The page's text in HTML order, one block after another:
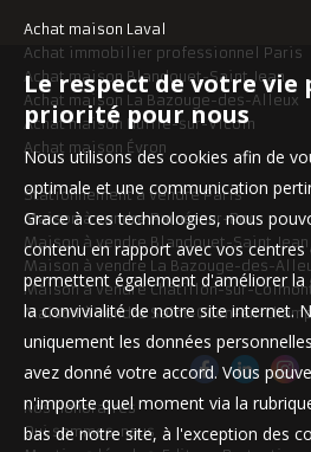
Achat maison Laval
Achat immobilier professionnel Paris
Achat maison Blandouet-Saint Jean
Achat maison La Bazouge-des-Alleux
Achat maison Nuillé-sur-Vicoin
Achat maison Évron
Stationnement à vendre Paris
Maison à vendre Parné-sur-Roc
Maison à vendre Blandouet-Saint Jean
Maison à vendre La Bazouge-des-
Maison à vendre Châtillon-sur-
Maison à vendre Saint-Ouen-en-
Nos Honoraires
Qui sommes-nous
Le respect de votre vie
priorité pour nous
Nous utilisons des cookies afin de
optimale et une communication
Grace à ces technologies, nous
contenu en rapport avec vos centres
permettent également d'améliorer la
la convivialité de notre site internet.
uniquement les données
avez donné votre accord. Vous
n'importe quel moment via la
bas de notre site, à l'exception des